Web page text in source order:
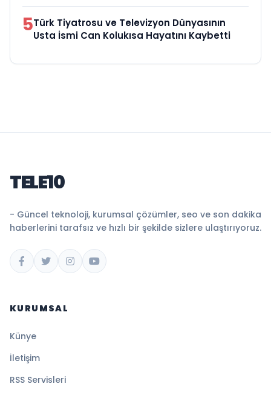
5Türk Tiyatrosu ve Televizyon Dünyasının
Usta İsmi Can Kolukısa Hayatını Kaybetti
TELE10
- Güncel teknoloji, kurumsal çözümler, seo ve son dakika
haberlerini tarafsız ve hızlı bir şekilde sizlere ulaştırıyoruz.
KURUMSAL
Künye
İletişim
RSS Servisleri